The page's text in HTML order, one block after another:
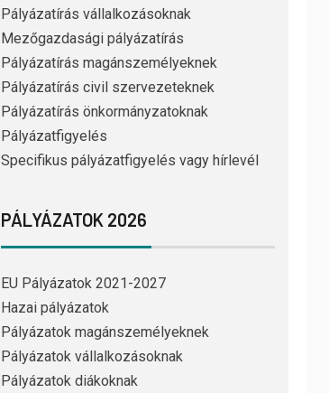
Pályázatírás vállalkozásoknak
Mezőgazdasági pályázatírás
Pályázatírás magánszemélyeknek
Pályázatírás civil szervezeteknek
Pályázatírás önkormányzatoknak
Pályázatfigyelés
Specifikus pályázatfigyelés vagy hírlevél
PÁLYÁZATOK 2026
EU Pályázatok 2021-2027
Hazai pályázatok
Pályázatok magánszemélyeknek
Pályázatok vállalkozásoknak
Pályázatok diákoknak